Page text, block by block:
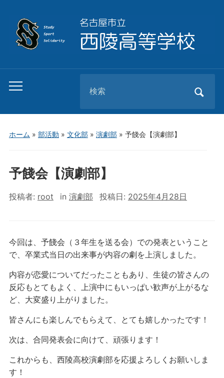
Toggle
menu
for:
ホーム » 部活動 » 文化部» 演劇部» 予餞会【演劇部】
予餞会【演劇部】
投稿者: root in 演劇部 投稿日: 2025年4月28日
今回は、予餞会（３年生を送る会）での発表ということ
で、卒業式当日の出来事が内容の劇を上演しました。
内容が恋愛についてだったこともあり、生徒の皆さんの
反応もとてもよく、上演中にもいっぱい歓声が上がるな
ど、大変盛り上がりました。
皆さんにも楽しんでもらえて、とても嬉しかったです！
次は、合同発表会に向けて、頑張ります！
これからも、西陵高校演劇部を応援よろしくお願いしま
す！